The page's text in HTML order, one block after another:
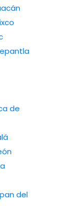
de
del